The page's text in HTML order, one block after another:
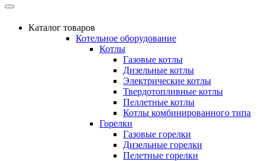
Каталог товаров
Котельное оборудование
Котлы
Газовые котлы
Дизельные котлы
Электрические котлы
Твердотопливные котлы
Пеллетные котлы
Котлы комбинированного типа
Горелки
Газовые горелки
Дизельные горелки
Пелетные горелки